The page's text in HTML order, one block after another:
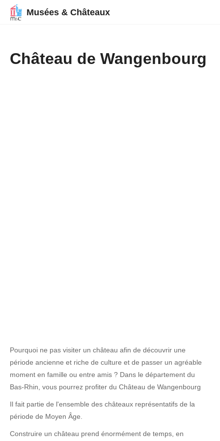
Musées & Châteaux
Château de Wangenbourg
Pourquoi ne pas visiter un château afin de découvrir une
période ancienne et riche de culture et de passer un agréable
moment en famille ou entre amis ? Dans le département du
Bas-Rhin, vous pourrez profiter du Château de Wangenbourg
Il fait partie de l'ensemble des châteaux représentatifs de la
période de Moyen Âge.
Construire un château prend énormément de temps, en